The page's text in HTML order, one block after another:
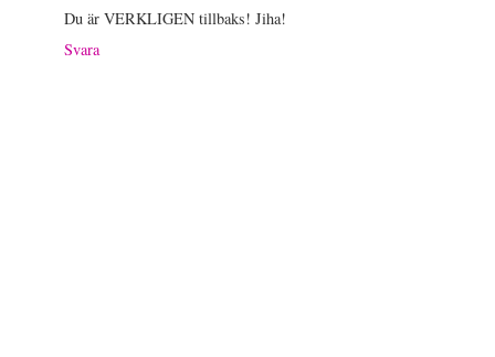
Du är VERKLIGEN tillbaks! Jiha!
Svara